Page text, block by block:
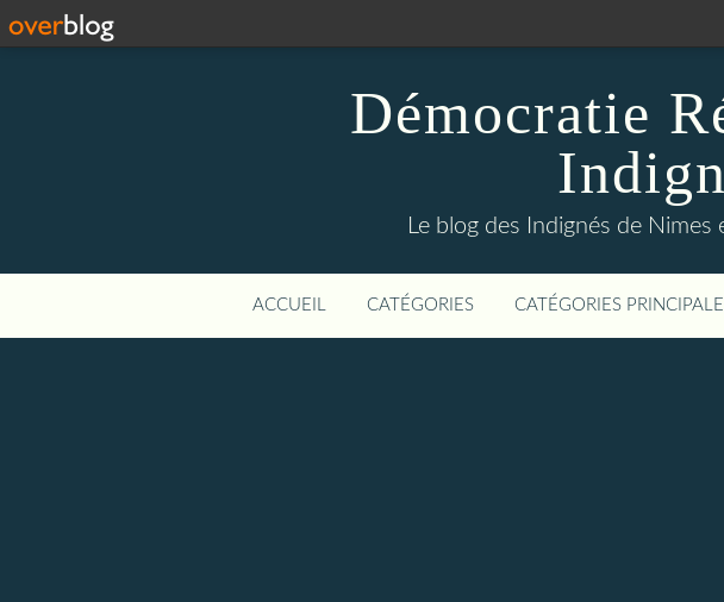
Démocratie
Le blog des Indignés de
ACCUEIL CATÉGORIES CATÉGORIES